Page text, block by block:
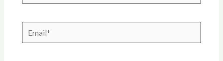
Email*